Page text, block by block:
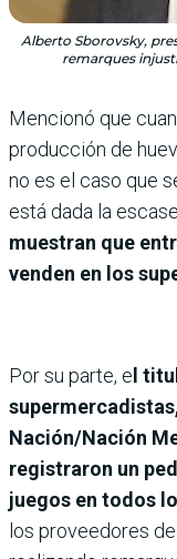
Alberto Sborovsky,
remarques
Mencionó que
producción de
no es el caso que
está dada la
muestran que
venden en los
Por su parte, el
Nación/Nación
registraron un
juegos en todos
los proveedores